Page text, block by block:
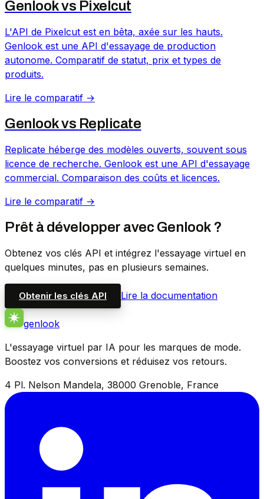
Genlook vs Pixelcut
L'API de Pixelcut est en bêta, axée sur les hauts.
Genlook est une API d'essayage de production
autonome. Comparatif de statut, prix et types de
produits.
Lire le comparatif →
Genlook vs Replicate
Replicate héberge des modèles ouverts, souvent sous
licence de recherche. Genlook est une API d'essayage
commercial. Comparaison des coûts et licences.
Lire le comparatif →
Prêt à développer avec Genlook ?
Obtenez vos clés API et intégrez l'essayage virtuel en
quelques minutes, pas en plusieurs semaines.
Obtenir les clés API Lire la documentation
genlook
L'essayage virtuel par IA pour les marques de mode.
Boostez vos conversions et réduisez vos retours.
4 Pl. Nelson Mandela, 38000 Grenoble, France